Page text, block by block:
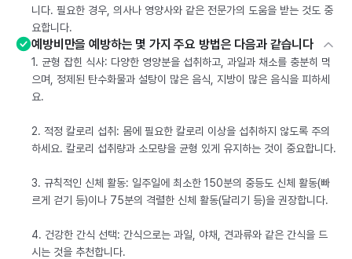
니다. 필요한 경우, 의사나 영양사와 같은 전문가의 도움을 받는 것도 중
요합니다.
예방비만을 예방하는 몇 가지 주요 방법은 다음과 같습니다
1. 균형 잡힌 식사: 다양한 영양분을 섭취하고, 과일과 채소를 충분히 먹
으며, 정제된 탄수화물과 설탕이 많은 음식, 지방이 많은 음식을 피하세
요.
2. 적정 칼로리 섭취: 몸에 필요한 칼로리 이상을 섭취하지 않도록 주의
하세요. 칼로리 섭취량과 소모량을 균형 있게 유지하는 것이 중요합니다.
3. 규칙적인 신체 활동: 일주일에 최소한 150분의 중등도 신체 활동(빠
르게 걷기 등)이나 75분의 격렬한 신체 활동(달리기 등)을 권장합니다.
4. 건강한 간식 선택: 간식으로는 과일, 야채, 견과류와 같은 간식을 드
시는 것을 추천합니다.